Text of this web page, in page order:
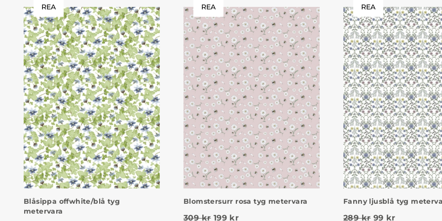
REA
Blåsippa offwhite/blå tyg
metervara
REA
Blomstersurr rosa tyg metervara
309kr Det ursprungliga priset var: 309 kr.
199 krDet nuvarande priset är: 199 kr.
REA
Fanny ljusblå tyg
289kr Det
99 krDet